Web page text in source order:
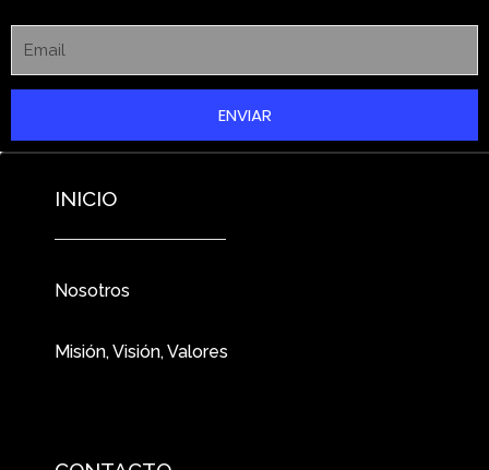
ENVIAR
INICIO
Nosotros
Misión, Visión, Valores